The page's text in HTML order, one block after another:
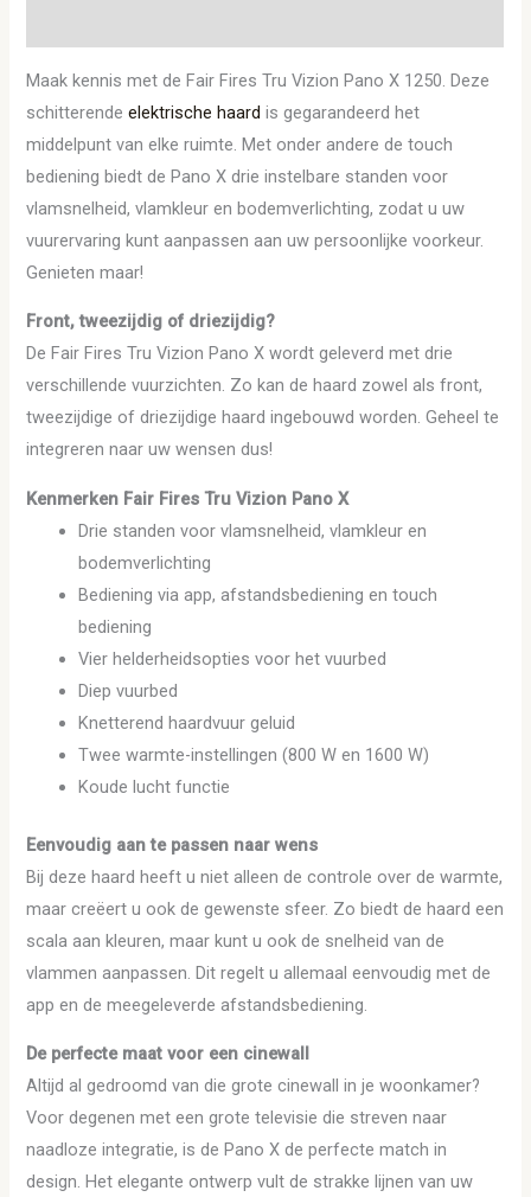
Maak kennis met de Fair Fires Tru Vizion Pano X 1250. Deze
schitterendeelektrische haard is gegarandeerd het
middelpunt van elke ruimte. Met onder andere de touch
bediening biedt de Pano X drie instelbare standen voor
vlamsnelheid, vlamkleur en bodemverlichting, zodat u uw
vuurervaring kunt aanpassen aan uw persoonlijke voorkeur.
Genieten maar!
Front, tweezijdig of driezijdig?
De Fair Fires Tru Vizion Pano X wordt geleverd met drie
verschillende vuurzichten. Zo kan de haard zowel als front,
tweezijdige of driezijdige haard ingebouwd worden. Geheel te
integreren naar uw wensen dus!
Kenmerken Fair Fires Tru Vizion Pano X
Drie standen voor vlamsnelheid, vlamkleur en
bodemverlichting
Bediening via app, afstandsbediening en touch
bediening
Vier helderheidsopties voor het vuurbed
Diep vuurbed
Knetterend haardvuur geluid
Twee warmte-instellingen (800 W en 1600 W)
Koude lucht functie
Eenvoudig aan te passen naar wens
Bij deze haard heeft u niet alleen de controle over de warmte,
maar creëert u ook de gewenste sfeer. Zo biedt de haard een
scala aan kleuren, maar kunt u ook de snelheid van de
vlammen aanpassen. Dit regelt u allemaal eenvoudig met de
app en de meegeleverde afstandsbediening.
De perfecte maat voor een cinewall
Altijd al gedroomd van die grote cinewall in je woonkamer?
Voor degenen met een grote televisie die streven naar
naadloze integratie, is de Pano X de perfecte match in
design. Het elegante ontwerp vult de strakke lijnen van uw